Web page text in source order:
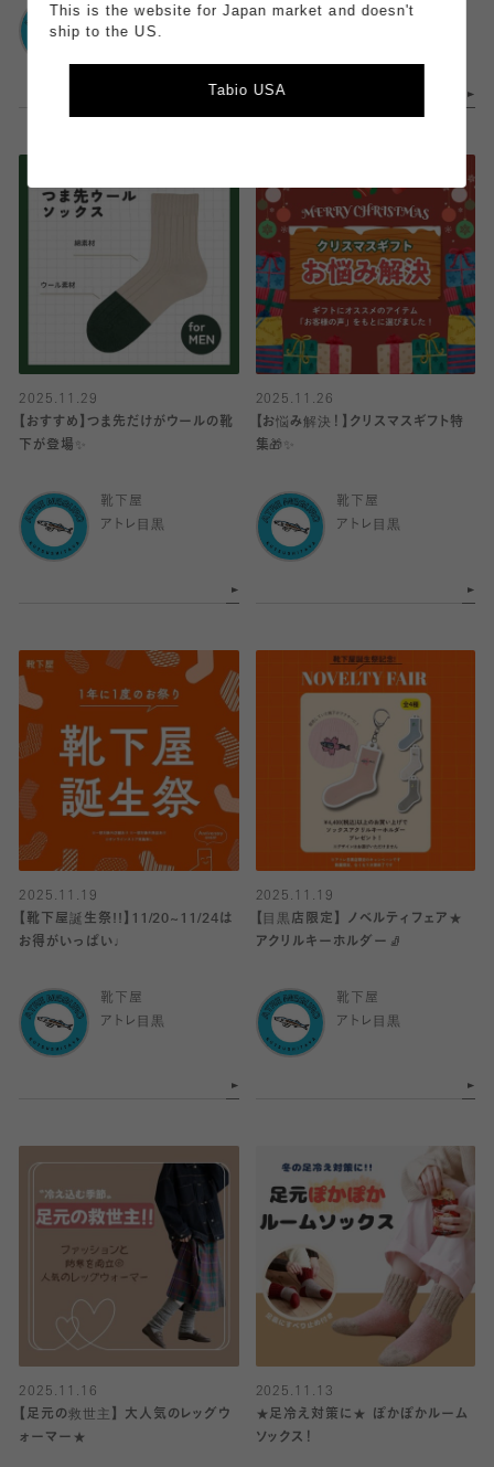
靴下屋
アトレ目黒
靴下屋
2025.11.29
【おすすめ】つま先だけがウールの靴
下が登場✨️
靴下屋
アトレ目黒
2025.11.26
【お悩み解決！】クリスマスギフト特
集🎁✨
靴下屋
アトレ目黒
2025.11.19
【靴下屋誕生祭!!】11/20~11/24は
お得がいっぱい♩
靴下屋
アトレ目黒
2025.11.19
【目黒店限定】 ノベルティフェア★
アクリルキーホルダー🧦
靴下屋
アトレ目黒
2025.11.16
【足元の救世主】 大人気のレッグウ
ォーマー★
2025.11.13
★足冷え対策に★ ぽかぽかルーム
ソックス！
This is the website for Japan market and doesn't
ship to the US.
Tabio USA